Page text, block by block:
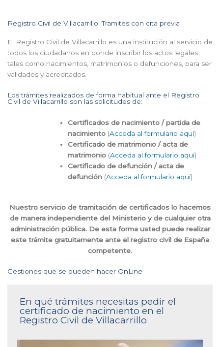
Registro Civil de Villacarrillo: Tramites con cita previa
El Registro Civil de Villacarrillo es una institución al servicio de
todos los ciudadanos en donde inscribir los actos legales
tales como nacimientos, matrimonios o defunciones, para ser
validados y acreditados.
Los trámites realizados de forma habitual ante el Registro
Civil de Villacarrillo son las solicitudes de:
Certificados de nacimiento / partida de
nacimiento (Acceda al formulario aquí)
Certificado de matrimonio / acta de
matrimonio (Acceda al formulario aquí)
Certificado de defunción / acta de
defunción (Acceda al formulario aquí)
Nuestro servicio de tramitación de certificados lo hacemos
de manera independiente del Ministerio y de cualquier otra
administración pública. De esta forma usted puede realizar
este trámite gratuitamente ante el registro civil de España
competente.
Gestiones que se pueden hacer OnLine
En qué trámites necesitas pedir el
certificado de nacimiento en el
Registro Civil de Villacarrillo